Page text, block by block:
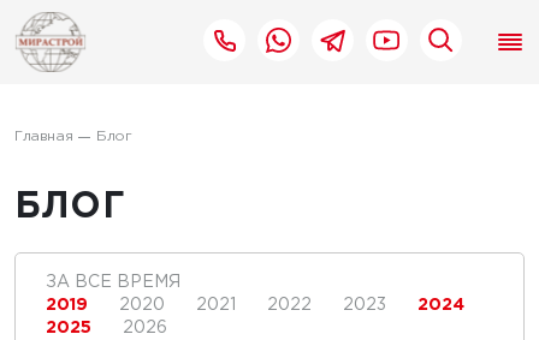
Главная Блог
БЛОГ
ЗА ВСЕ ВРЕМЯ
2019
2020 2021 2022 2023
2024
2025
2026